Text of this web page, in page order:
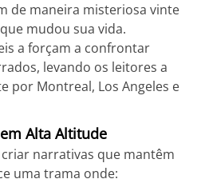
de maneira misteriosa vinte
mudou sua vida.
a forçam a confrontar
levando os leitores a
por Montreal, Los Angeles e
Alta Altitude
narrativas que mantêm
uma trama onde: